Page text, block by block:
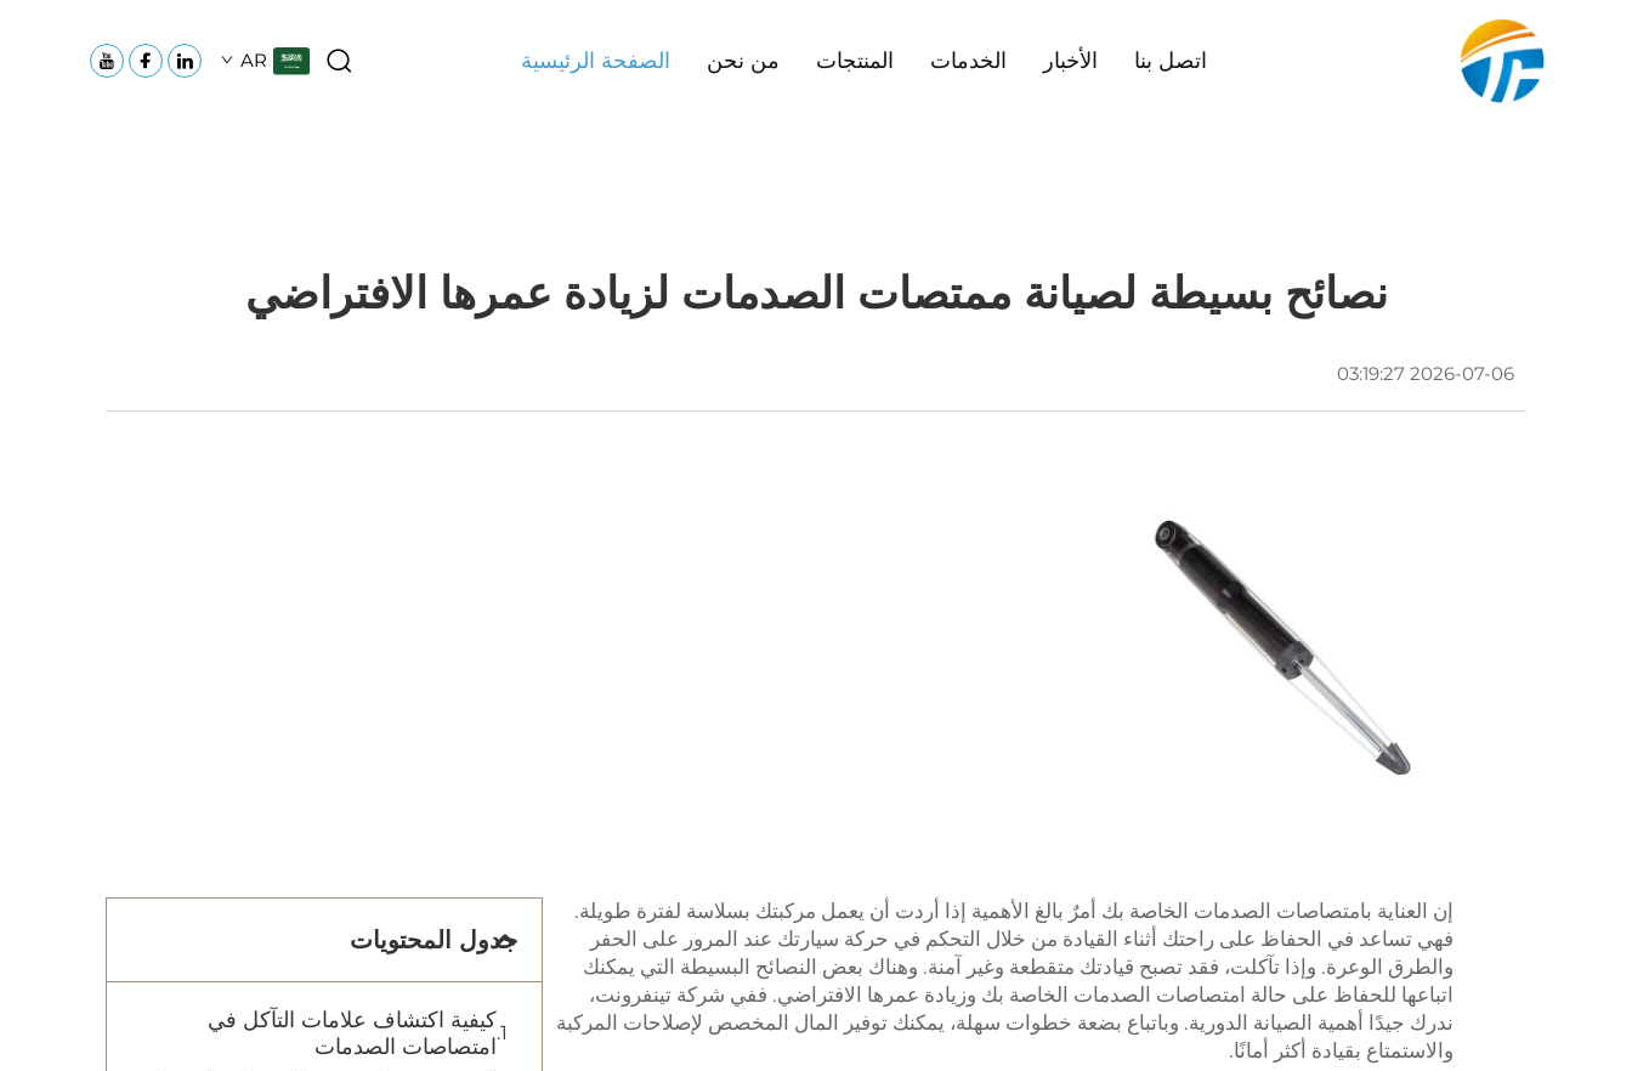
الصفحة الرئيسية من نحن المنتجات الخدمات الأخبار اتصل بنا AR
نصائح بسيطة لصيانة ممتصات الصدمات لزيادة عمرها الافتراضي
2026-07-06 03:19:27
إن العناية بامتصاصات الصدمات الخاصة بك أمرٌ بالغ الأهمية إذا أردت أن يعمل مركبتك بسلاسة لفترة طويلة.
فهي تساعد في الحفاظ على راحتك أثناء القيادة من خلال التحكم في حركة سيارتك عند المرور على الحفر
والطرق الوعرة. وإذا تآكلت، فقد تصبح قيادتك متقطعة وغير آمنة. وهناك بعض النصائح البسيطة التي يمكنك
اتباعها للحفاظ على حالة امتصاصات الصدمات الخاصة بك وزيادة عمرها الافتراضي. ففي شركة تينفرونت،
ندرك جيدًا أهمية الصيانة الدورية. وباتباع بضعة خطوات سهلة، يمكنك توفير المال المخصص لإصلاحات المركبة
والاستمتاع بقيادة أكثر أمانًا.
جدول المحتويات
كيفية اكتشاف علامات التآكل في
امتصاصات الصدمات